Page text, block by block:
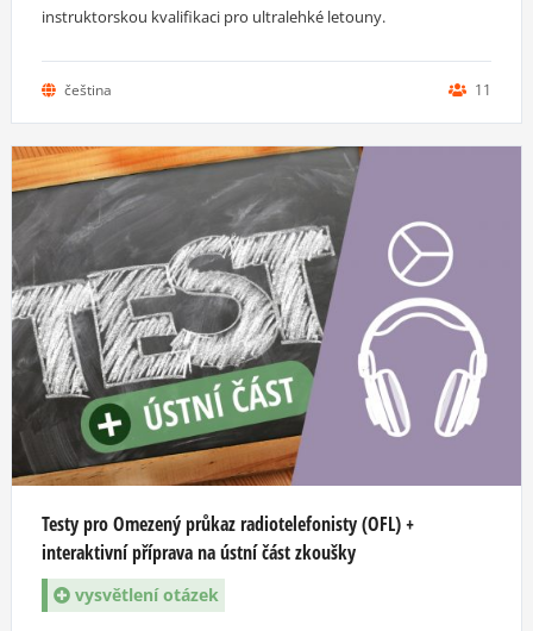
instruktorskou kvalifikaci pro ultralehké letouny.
čeština 11
Testy pro Omezený průkaz radiotelefonisty (OFL) +
interaktivní příprava na ústní část zkoušky
vysvětlení otázek